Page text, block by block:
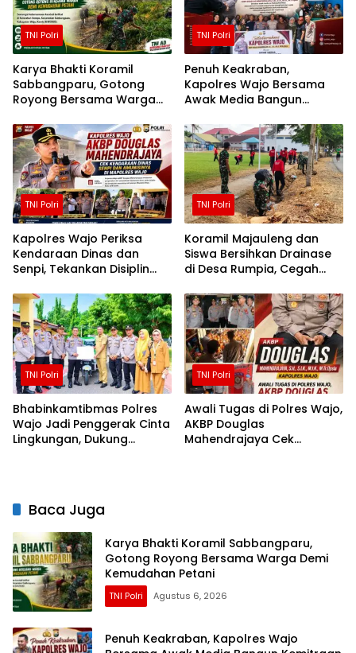
TNI Polri
Karya Bhakti Koramil
Sabbangparu, Gotong
Royong Bersama Warga
TNI Polri
Penuh Keakraban,
Kapolres Wajo Bersama
Awak Media Bangun
TNI Polri
Kapolres Wajo Periksa
Kendaraan Dinas dan
Senpi, Tekankan Disiplin
Personel
TNI Polri
Koramil Majauleng dan
Siswa Bersihkan Drainase
di Desa Rumpia, Cegah
TNI Polri
Bhabinkamtibmas Polres
Wajo Jadi Penggerak Cinta
Lingkungan, Dukung
TNI Polri
Awali Tugas di Polres Wajo,
AKBP Douglas
Mahendrajaya Cek
Baca Juga
Karya Bhakti Koramil Sabbangparu,
Gotong Royong Bersama Warga Demi
Kemudahan Petani
TNI Polri Agustus 6, 2026
Penuh Keakraban, Kapolres Wajo